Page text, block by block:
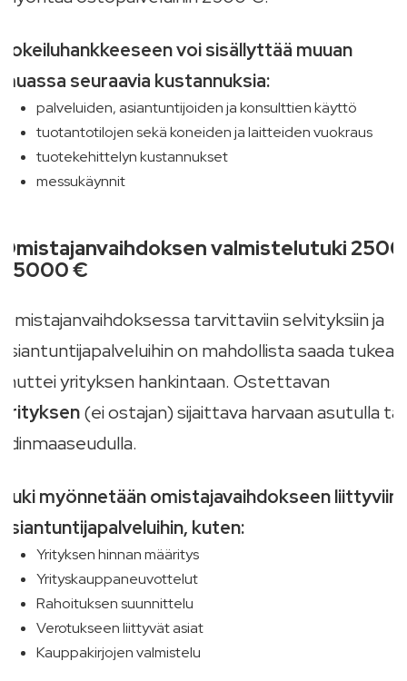
Kokeiluhankkeeseen voi sisällyttää muuan
muassa seuraavia kustannuksia:
palveluiden, asiantuntijoiden ja konsulttien käyttö
tuotantotilojen sekä koneiden ja laitteiden vuokraus
tuotekehittelyn kustannukset
messukäynnit
Omistajanvaihdoksen valmistelutuki 2500
- 5000 €
Omistajanvaihdoksessa tarvittaviin selvityksiin ja
asiantuntijapalveluihin on mahdollista saada tukea,
muttei yrityksen hankintaan. Ostettavan
yrityksen(ei ostajan) sijaittava harvaan asutulla tai
ydinmaaseudulla.
Tuki myönnetään omistajavaihdokseen liittyviin
asiantuntijapalveluihin, kuten:
Yrityksen hinnan määritys
Yrityskauppaneuvottelut
Rahoituksen suunnittelu
Verotukseen liittyvät asiat
Kauppakirjojen valmistelu